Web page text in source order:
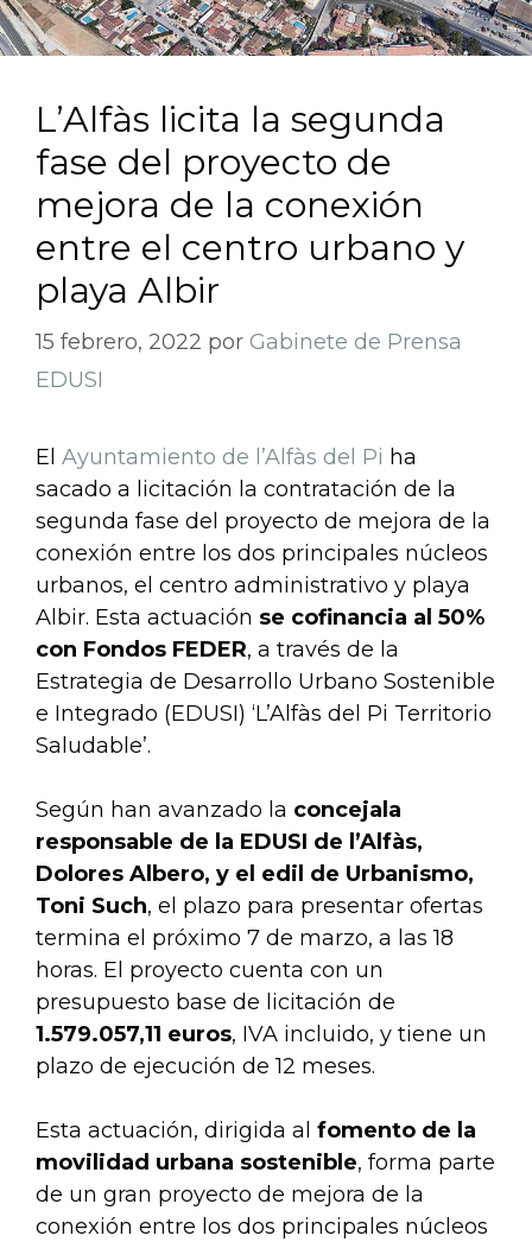
L’Alfàs licita la segunda
fase del proyecto de
mejora de la conexión
entre el centro urbano y
playa Albir
15 febrero, 2022 por Gabinete de Prensa
EDUSI
El Ayuntamiento de l’Alfàs del Pi ha
sacado a licitación la contratación de la
segunda fase del proyecto de mejora de la
conexión entre los dos principales núcleos
urbanos, el centro administrativo y playa
Albir. Esta actuación se cofinancia al 50%
con Fondos FEDER, a través de la
Estrategia de Desarrollo Urbano Sostenible
e Integrado (EDUSI) ‘L’Alfàs del Pi Territorio
Saludable’.
Según han avanzado la concejala
responsable de la EDUSI de l’Alfàs,
Dolores Albero, y el edil de Urbanismo,
Toni Such, el plazo para presentar ofertas
termina el próximo 7 de marzo, a las 18
horas. El proyecto cuenta con un
presupuesto base de licitación de
1.579.057,11 euros, IVA incluido, y tiene un
plazo de ejecución de 12 meses.
Esta actuación, dirigida al fomento de la
movilidad urbana sostenible, forma parte
de un gran proyecto de mejora de la
conexión entre los dos principales núcleos